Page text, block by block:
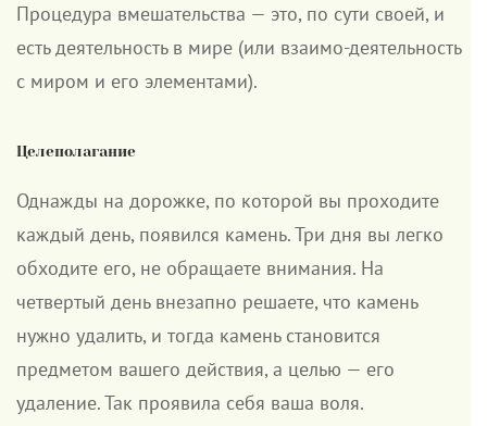
Процедура вмешательства — это, по сути своей, и
есть деятельность в мире (или взаимо-деятельность
с миром и его элементами).
Целеполагание
Однажды на дорожке, по которой вы проходите
каждый день, появился камень. Три дня вы легко
обходите его, не обращаете внимания. На
четвертый день внезапно решаете, что камень
нужно удалить, и тогда камень становится
предметом вашего действия, а целью — его
удаление. Так проявила себя ваша воля.